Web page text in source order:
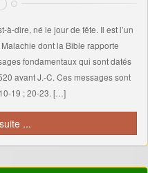
à-dire, né le jour de fête. Il est l’un
dont la Bible rapporte
fondamentaux qui sont datés
avant J.-C. Ces messages sont
19 ; 20-23. […]
...